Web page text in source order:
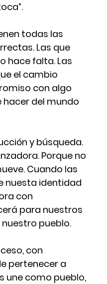
todas las
Las que
hace falta. Las
el cambio
con algo
hacer del mundo
y búsqueda.
Porque no
Cuando las
nuesta identidad
con
para nuestros
pueblo.
con
pertenecer a
une como pueblo,